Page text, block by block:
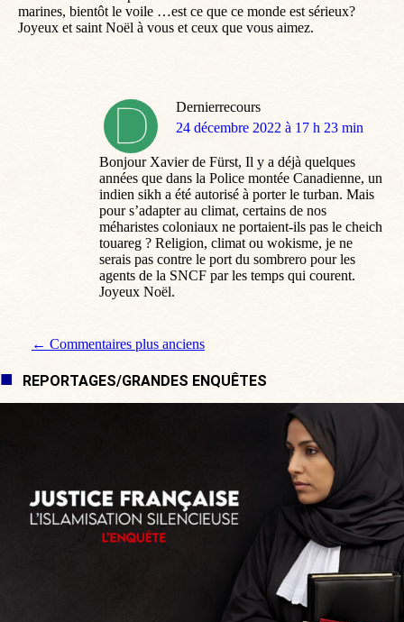
marines, bientôt le voile …est ce que ce monde est sérieux?
Joyeux et saint Noël à vous et ceux que vous aimez.
Dernierrecours
dit
24 décembre 2022 à 17 h 23 min
Bonjour Xavier de Fürst, Il y a déjà quelques
années que dans la Police montée Canadienne, un
indien sikh a été autorisé à porter le turban. Mais
pour s’adapter au climat, certains de nos
méharistes coloniaux ne portaient-ils pas le cheich
touareg ? Religion, climat ou wokisme, je ne
serais pas contre le port du sombrero pour les
agents de la SNCF par les temps qui courent.
Joyeux Noël.
Navigation de commentaire
← Commentaires plus anciens
REPORTAGES/GRANDES ENQUÊTES